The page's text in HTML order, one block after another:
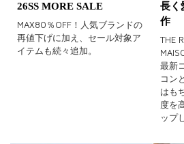
ホワイト ブラック
ベージュ ブラウン
グリーン
26SS MORE SALE
MAX80％OFF！人気ブランドの
再値下げに加え、セール対象ア
イテムも続々追加。
長く
作
THE
最新
コン
はも
度を
ップ